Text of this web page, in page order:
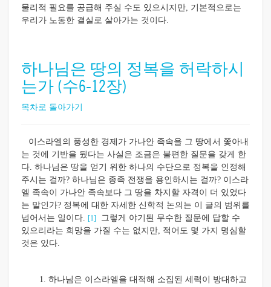
물리적 필요를 공급해 주실 수도 있으시지만, 기본적으로는
우리가 노동한 결실로 살아가는 것이다.
하나님은 땅의 정복을 허락하시
는가 (수6-12장)
목차로 돌아가기
이스라엘의 풍성한 경제가 가나안 족속을 그 땅에서 쫓아내
는 것에 기반을 뒀다는 사실은 조금은 불편한 질문을 갖게 한
다. 하나님은 땅을 얻기 위한 하나의 수단으로 정복을 인정해
주시는 걸까? 하나님은 종족 전쟁을 용인하시는 걸까? 이스라
엘 족속이 가나안 족속보다 그 땅을 차지할 자격이 더 있었다
는 말인가? 정복에 대한 자세한 신학적 논의는 이 글의 범위를
넘어서는 일이다. [1]
그렇게 야기된 무수한 질문에 답할 수
있으리라는 희망을 가질 수는 없지만, 적어도 몇 가지 명심할
것은 있다.
1. 하나님은 이스라엘을 대적해 소집된 세력이 방대하고